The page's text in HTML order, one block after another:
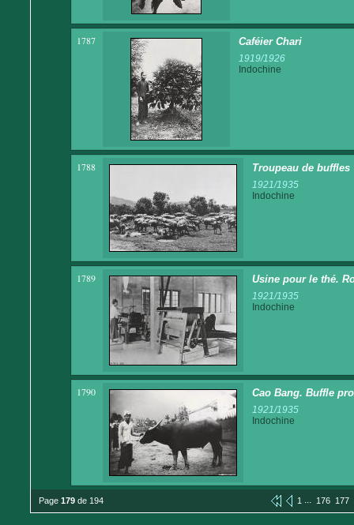
1787 Caféier Chari
1919/1926
Indochine
1788 Troupeau de buffles
1921/1935
Indochine
1789 Usine pour le thé.
1921/1935
Indochine
1790 Cao Bang. Buffle
1921/1935
Indochine
Page 179 de 194 1 ... 176 177